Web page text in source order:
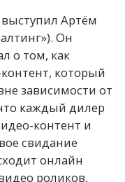
Артём
Он
о том, как
который
зависимости от
каждый дилер
контент и
свидание
онлайн
роликов,